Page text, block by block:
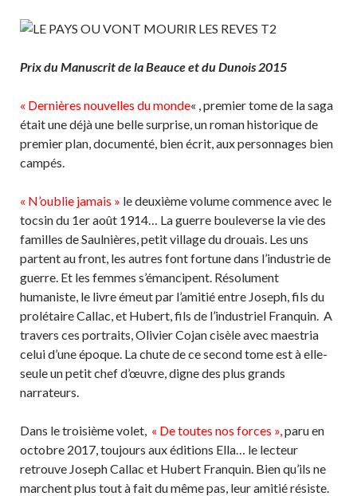
Prix du Manuscrit de la Beauce et du Dunois 2015
« Dernières nouvelles du monde« , premier tome de la saga
était une déjà une belle surprise, un roman historique de
premier plan, documenté, bien écrit, aux personnages bien
campés.
« N’oublie jamais » le deuxième volume commence avec le
tocsin du 1er août 1914… La guerre bouleverse la vie des
familles de Saulnières, petit village du drouais. Les uns
partent au front, les autres font fortune dans l’industrie de
guerre. Et les femmes s’émancipent. Résolument
humaniste, le livre émeut par l’amitié entre Joseph, fils du
prolétaire Callac, et Hubert, fils de l’industriel Franquin. A
travers ces portraits, Olivier Cojan cisèle avec maestria
celui d’une époque. La chute de ce second tome est à elle-
seule un petit chef d’œuvre, digne des plus grands
narrateurs.
Dans le troisième volet, « De toutes nos forces »,paru en
octobre 2017, toujours aux éditions Ella… le lecteur
retrouve Joseph Callac et Hubert Franquin. Bien qu’ils ne
marchent plus tout à fait du même pas, leur amitié résiste.